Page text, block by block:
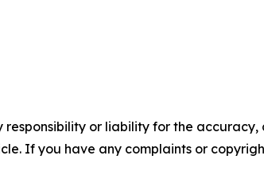
responsibility or liability for the accuracy,
If you have any complaints or